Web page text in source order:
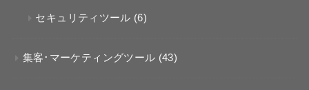
セキュリティツール (6)
集客･マーケティングツール (43)